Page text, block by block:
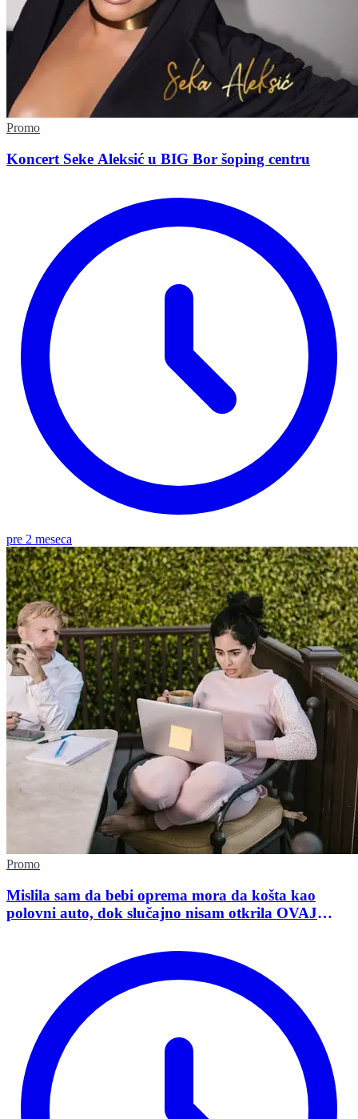
Promo
Koncert Seke Aleksić u BIG Bor šoping centru
pre 2 meseca
Promo
Mislila sam da bebi oprema mora da košta kao
polovni auto, dok slučajno nisam otkrila OVAJ